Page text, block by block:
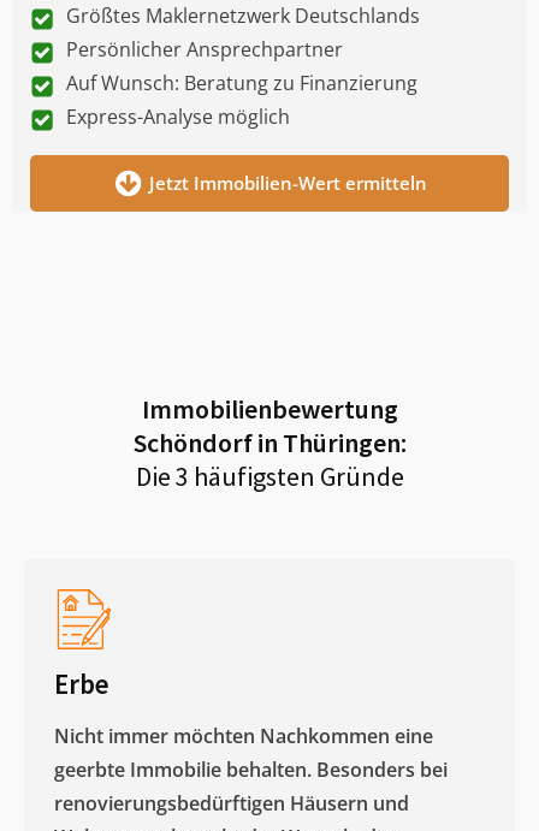
Größtes Maklernetzwerk Deutschlands
Persönlicher Ansprechpartner
Auf Wunsch: Beratung zu Finanzierung
Express-Analyse möglich
Jetzt Immobilien-Wert ermitteln
Immobilienbewertung
Schöndorf in Thüringen:
Die 3 häufigsten Gründe
Erbe
Nicht immer möchten Nachkommen eine
geerbte Immobilie behalten. Besonders bei
renovierungsbedürftigen Häusern und